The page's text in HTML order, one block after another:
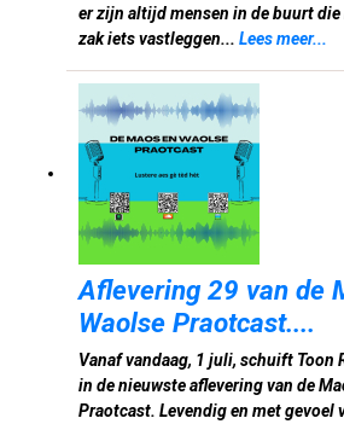
er zijn altijd mensen in de buurt
zak iets vastleggen... Lees meer...
Aflevering 29 van de
Waolse Praotcast....
Vanaf vandaag, 1 juli, schuift Toon
in de nieuwste aflevering van de
Praotcast. Levendig en met gevoel